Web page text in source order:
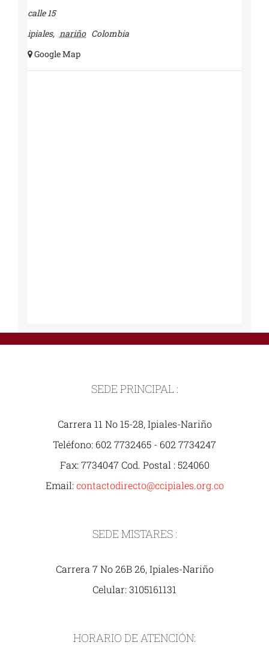
calle 15
ipiales, nariño Colombia
+ Google Map
SEDE PRINCIPAL :
Carrera 11 No 15-28, Ipiales-Nariño
Teléfono: 602 7732465 - 602 7734247
Fax: 7734047 Cod. Postal : 524060
Email: contactodirecto@ccipiales.org.co
SEDE MISTARES :
Carrera 7 No 26B 26, Ipiales-Nariño
Celular: 3105161131
HORARIO DE ATENCIÓN: